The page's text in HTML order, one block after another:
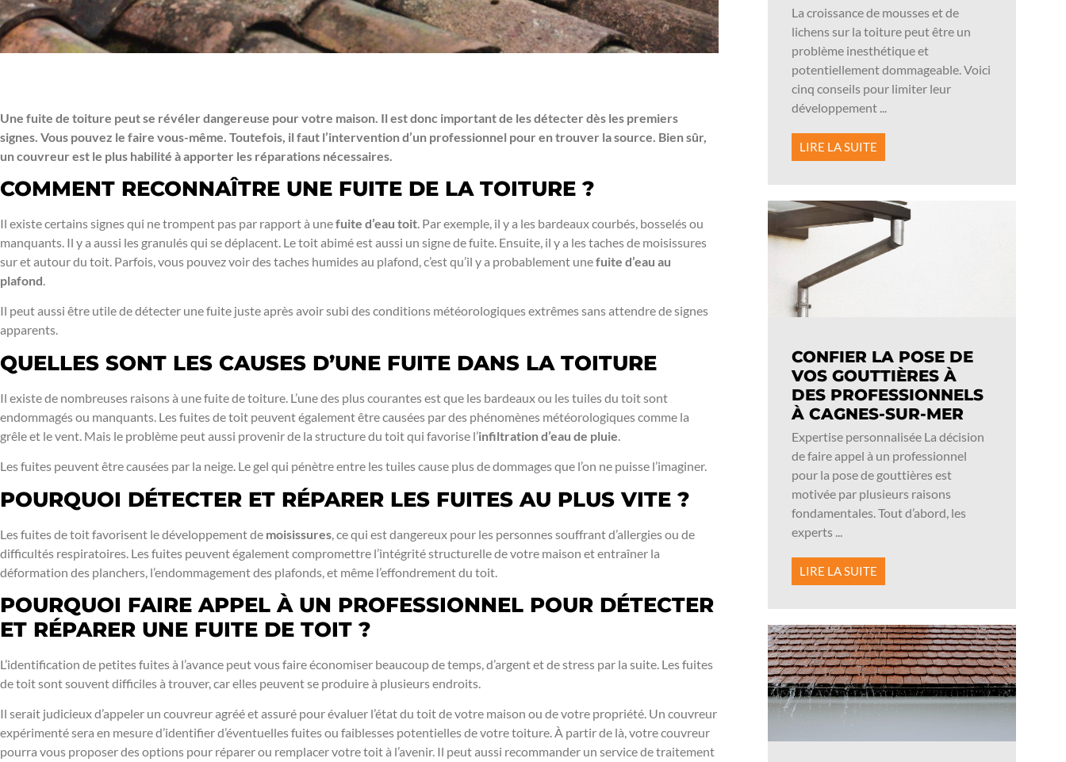
Une fuite de toiture peut se révéler dangereuse pour votre maison. Il est donc important de les détecter dès les premiers
signes. Vous pouvez le faire vous-même. Toutefois, il faut l’intervention d’un professionnel pour en trouver la source. Bien sûr,
un couvreur est le plus habilité à apporter les réparations nécessaires.
COMMENT RECONNAÎTRE UNE FUITE DE LA TOITURE ?
Il existe certains signes qui ne trompent pas par rapport à unefuite d’eau toit. Par exemple, il y a les bardeaux courbés, bosselés ou
manquants. Il y a aussi les granulés qui se déplacent. Le toit abimé est aussi un signe de fuite. Ensuite, il y a les taches de moisissures
sur et autour du toit. Parfois, vous pouvez voir des taches humides au plafond, c’est qu’il y a probablement unefuite d’eau au
plafond.
Il peut aussi être utile de détecter une fuite juste après avoir subi des conditions météorologiques extrêmes sans attendre de signes
apparents.
QUELLES SONT LES CAUSES D’UNE FUITE DANS LA TOITURE
Il existe de nombreuses raisons à une fuite de toiture. L’une des plus courantes est que les bardeaux ou les tuiles du toit sont
endommagés ou manquants. Les fuites de toit peuvent également être causées par des phénomènes météorologiques comme la
grêle et le vent. Mais le problème peut aussi provenir de la structure du toit qui favorise l’infiltration d’eau de pluie
Les fuites peuvent être causées par la neige. Le gel qui pénètre entre les tuiles cause plus de dommages que l’on ne puisse l’imaginer.
POURQUOI DÉTECTER ET RÉPARER LES FUITES AU PLUS VITE ?
Les fuites de toit favorisent le développement de moisissures , ce qui est dangereux pour les personnes souffrant d’allergies ou de
difficultés respiratoires. Les fuites peuvent également compromettre l’intégrité structurelle de votre maison et entraîner la
déformation des planchers, l’endommagement des plafonds, et même l’effondrement du toit.
POURQUOI FAIRE APPEL À UN PROFESSIONNEL POUR DÉTECTER
ET RÉPARER UNE FUITE DE TOIT ?
L’identification de petites fuites à l’avance peut vous faire économiser beaucoup de temps, d’argent et de stress par la suite. Les fuites
de toit sont souvent difficiles à trouver, car elles peuvent se produire à plusieurs endroits.
Il serait judicieux d’appeler un couvreur agréé et assuré pour évaluer l’état du toit de votre maison ou de votre propriété. Un couvreur
expérimenté sera en mesure d’identifier d’éventuelles fuites ou faiblesses potentielles de votre toiture. À partir de là, votre couvreur
pourra vous proposer des options pour réparer ou remplacer votre toit à l’avenir. Il peut aussi recommander un service de traitement
La croissance de mousses et de
lichens sur la toiture peut être un
problème inesthétique et
potentiellement dommageable. Voici
cinq conseils pour limiter leur
développement ...
LIRE LA SUITE
CONFIER LA POSE DE
VOS GOUTTIÈRES À
DES PROFESSIONNELS
À CAGNES-SUR-MER
Expertise personnalisée La décision
de faire appel à un professionnel
pour la pose de gouttières est
motivée par plusieurs raisons
fondamentales. Tout d’abord, les
experts ...
LIRE LA SUITE